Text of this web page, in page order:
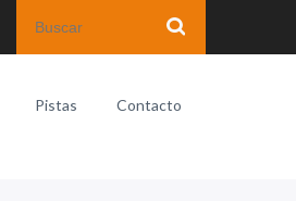
Pistas Contacto